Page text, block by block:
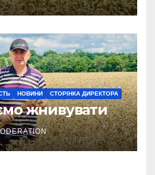
літо
НОВИНИ СТОРІНКА ДИРЕКТОРА
жнивувати